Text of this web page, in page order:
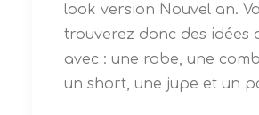
look version Nouvel an.
trouverez donc des idées
avec : une robe, une
un short, une jupe et un